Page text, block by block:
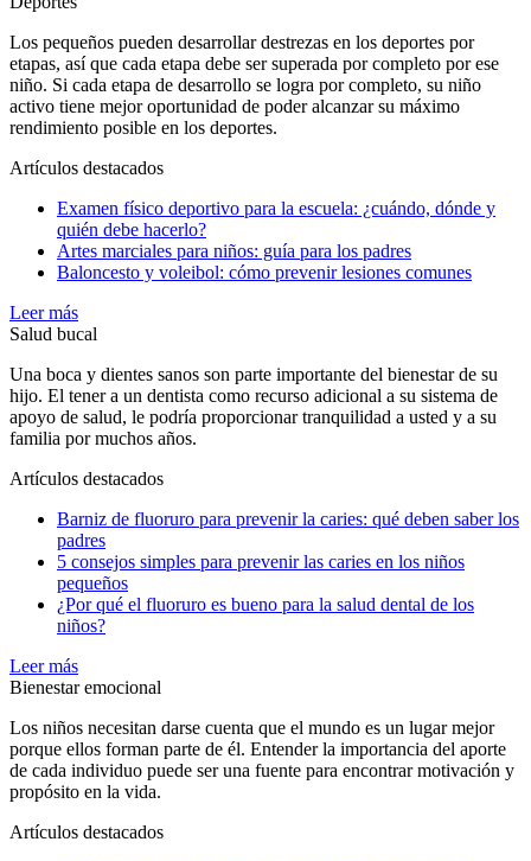
Los pequeños pueden desarrollar destrezas en los deportes por
etapas, así que cada etapa debe ser superada por completo por ese
niño. Si cada etapa de desarrollo se logra por completo, su niño
activo tiene mejor oportunidad de poder alcanzar su máximo
rendimiento posible en los deportes.
Artículos destacados
Examen físico deportivo para la escuela: ¿cuándo, dónde y
quién debe hacerlo?
Artes marciales para niños: guía para los padres
Baloncesto y voleibol: cómo prevenir lesiones comunes
Leer más
Salud bucal
Una boca y dientes sanos son parte importante del bienestar de su
hijo. El tener a un dentista como recurso adicional a su sistema de
apoyo de salud, le podría proporcionar tranquilidad a usted y a su
familia por muchos años.
Artículos destacados
Barniz de fluoruro para prevenir la caries: qué deben saber los
padres
5 consejos simples para prevenir las caries en los niños
pequeños
¿Por qué el fluoruro es bueno para la salud dental de los
niños?
Leer más
Bienestar emocional
Los niños necesitan darse cuenta que el mundo es un lugar mejor
porque ellos forman parte de él. Entender la importancia del aporte
de cada individuo puede ser una fuente para encontrar motivación y
propósito en la vida.
Artículos destacados